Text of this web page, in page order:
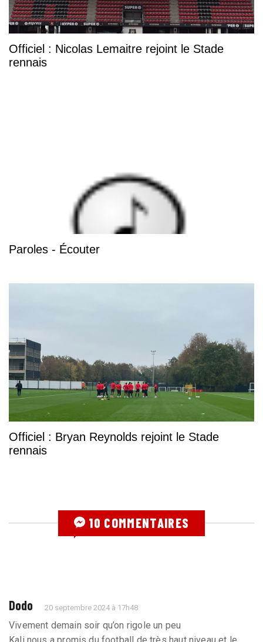
Officiel : Nicolas Lemaitre rejoint le Stade
rennais
Paroles - Écouter
Officiel : Bryan Reynolds rejoint le Stade
rennais
10 COMMENTAIRES
Dodo 20 septembre 2024 à 17h48
Vivement demain soir qu’on rigole un peu
Kali nous a promis du football de très haut niveau et le